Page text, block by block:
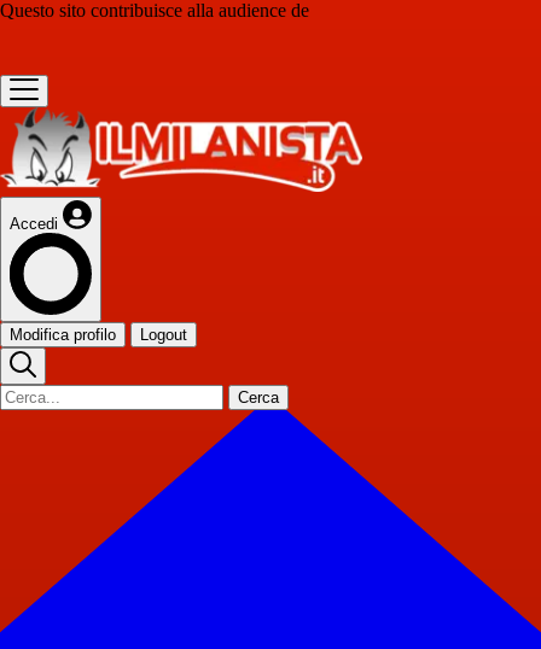
Questo sito contribuisce alla audience de
Accedi
Modifica profilo Logout
Cerca